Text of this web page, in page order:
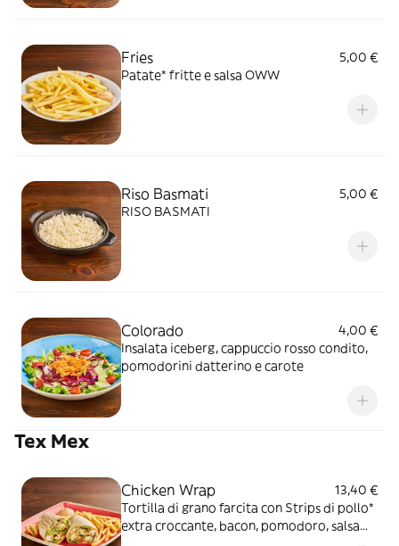
Fries
5,00 €
Patate* fritte e salsa OWW
Riso Basmati
5,00 €
RISO BASMATI
Colorado
4,00 €
Insalata iceberg, cappuccio rosso condito,
pomodorini datterino e carote
Tex Mex
Chicken Wrap
13,40 €
Tortilla di grano farcita con Strips di pollo*
extra croccante, bacon, pomodoro, salsa